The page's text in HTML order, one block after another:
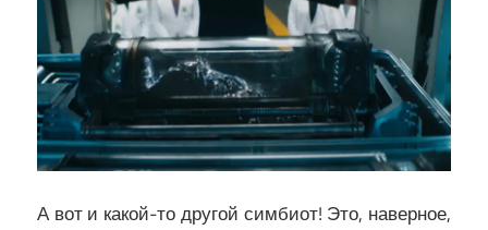
А вот и какой-то другой симбиот! Это, наверное,